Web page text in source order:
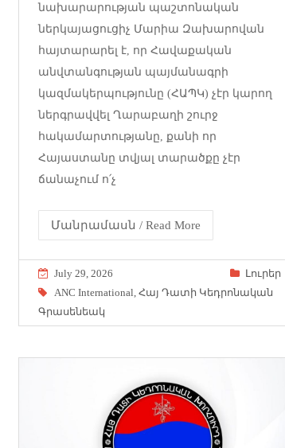
նախարարության պաշտոնական
ներկայացուցիչ Մարիա Զախարովան
հայտարարել է, որ Հավաքական
անվտանգության պայմանագրի
կազմակերպությունը (ՀԱՊԿ) չէր կարող
ներգրավվել Ղարաբաղի շուրջ
հակամարտությանը, քանի որ
Հայաստանը տվյալ տարածքը չէր
ճանաչում ո՛չ
Մանրամասն / Read More
July 29, 2026
Լուրեր
ANC International Հայ Դատի Կեդրոնական
Գրասենեակ